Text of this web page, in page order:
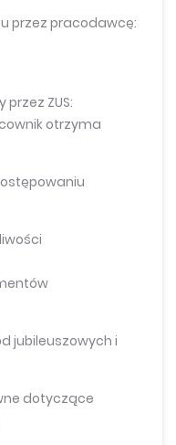
przez pracodawcę:
ZUS:
otrzyma
jubileuszowych i
dotyczące